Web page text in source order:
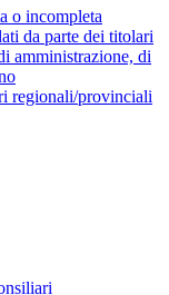
o incompleta
da parte dei titolari
amministrazione, di
regionali/provinciali